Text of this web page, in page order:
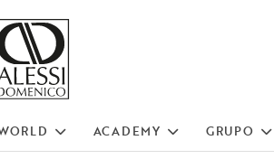
ACADEMY GRUPO